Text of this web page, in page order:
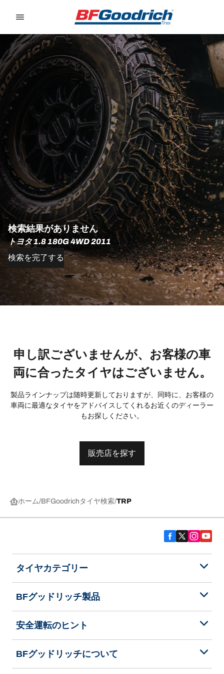
検索結果がありません
トヨタ 1.8 180G 4WD 2011
検索を完了する
申し訳ございませんが、お客様の車
両に合ったタイヤはございません。
製品ラインナップは随時更新しておりますが、同時に、お客様の
車両に最適なタイヤをアドバイスしてくれるお近くのディーラー
もお探しください。
販売店を探す
ホーム BFGoodrichタイヤ検索 TRP
タイヤカテゴリー
BFグッドリッチ製品
安全運転のヒント
BFグッドリッチについて